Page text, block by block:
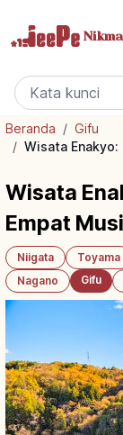
Beranda / Gifu
/ Wisata
Wisata
Empat
Niigata Toyama
Nagano
Gifu